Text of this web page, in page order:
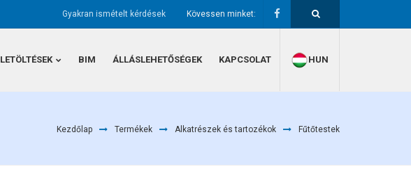
Kövessen minket:
Gyakran ismételt kérdések
LETÖLTÉSEK BIM ÁLLÁSLEHETŐSÉGEK KAPCSOLAT HUN
Kezdőlap Termékek Alkatrészek és tartozékok Fűtőtestek